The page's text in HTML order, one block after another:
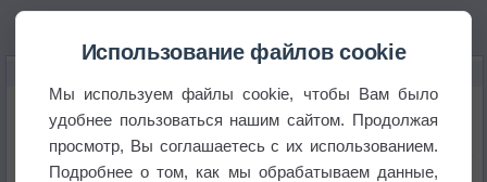
Погода в Екатеринбурге 6 августа
Погода в Краснодаре 6 августа
Использование файлов cookie
Мы используем файлы cookie, чтобы Вам было
удобнее пользоваться нашим сайтом. Продолжая
просмотр, Вы соглашаетесь с их использованием.
Подробнее о том, как мы обрабатываем данные,